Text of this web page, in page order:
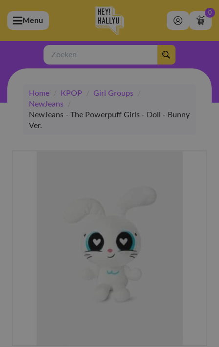
(Artiesten)
(Merchandise)
(Exclusive)
(Winkel)
Menu
0
Zoeken
Home / KPOP / Girl Groups
/
NewJeans
/
NewJeans - The Powerpuff Girls - Doll - Bunny
Ver.